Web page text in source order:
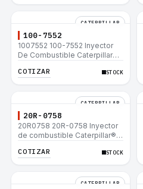
CATERPILLAR
100-7552
1007552 100-7552 Inyector
De Combustible Caterpillar®
12H 140G 950B
COTIZAR STOCK
CATERPILLAR
20R-0758
20R0758 20R-0758 Inyector
de combustible Caterpillar®
657E 631E 988F II
COTIZAR STOCK
CATERPILLAR